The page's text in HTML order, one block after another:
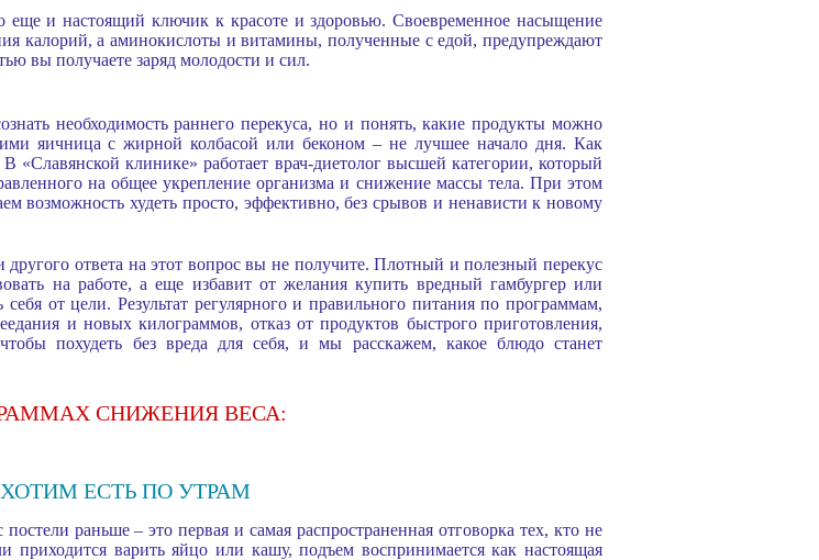
и настоящий ключик к красоте и здоровью. Своевременное насыщение
калорий, а аминокислоты и витамины, полученные с едой, предупреждают
вы получаете заряд молодости и сил.
необходимость раннего перекуса, но и понять, какие продукты можно
яичница с жирной колбасой или беконом – не лучшее начало дня. Как
клинике» работает врач-диетолог высшей категории, который
на общее укрепление организма и снижение массы тела. При этом
возможность худеть просто, эффективно, без срывов и ненависти к новому
ответа на этот вопрос вы не получите. Плотный и полезный перекус
на работе, а еще избавит от желания купить вредный гамбургер или
от цели. Результат регулярного и правильного питания по программам,
и новых килограммов, отказ от продуктов быстрого приготовления,
похудеть без вреда для себя, и мы расскажем, какое блюдо станет
СНИЖЕНИЯ ВЕСА:
ЕСТЬ ПО УТРАМ
раньше – это первая и самая распространенная отговорка тех, кто не
приходится варить яйцо или кашу, подъем воспринимается как настоящая